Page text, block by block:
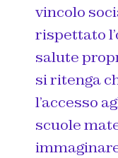
vincolo
rispettato
salute
si ritenga
l’accesso
scuole